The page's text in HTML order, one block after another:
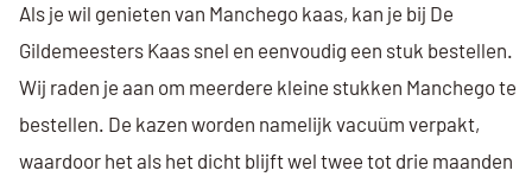
Als je wil genieten van Manchego kaas, kan je bij De
Gildemeesters Kaas snel en eenvoudig een stuk bestellen.
Wij raden je aan om meerdere kleine stukken Manchego te
bestellen. De kazen worden namelijk vacuüm verpakt,
waardoor het als het dicht blijft wel twee tot drie maanden